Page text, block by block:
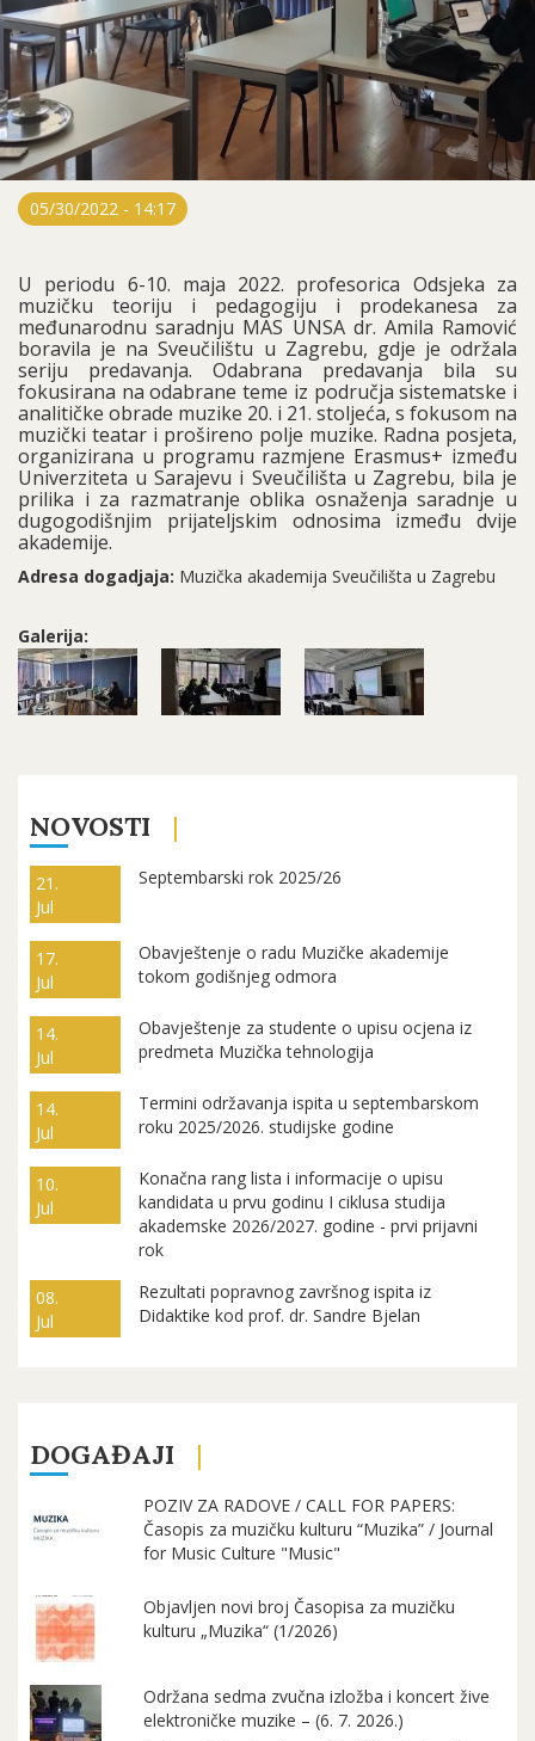
05/30/2022 - 14:17
U periodu 6-10. maja 2022. profesorica Odsjeka za
muzičku teoriju i pedagogiju i prodekanesa za
međunarodnu saradnju MAS UNSA dr. Amila Ramović
boravila je na Sveučilištu u Zagrebu, gdje je održala
seriju predavanja. Odabrana predavanja bila su
fokusirana na odabrane teme iz područja sistematske i
analitičke obrade muzike 20. i 21. stoljeća, s fokusom na
muzički teatar i prošireno polje muzike. Radna posjeta,
organizirana u programu razmjene Erasmus+ između
Univerziteta u Sarajevu i Sveučilišta u Zagrebu, bila je
prilika i za razmatranje oblika osnaženja saradnje u
dugogodišnjim prijateljskim odnosima između dvije
akademije.
Adresa dogadjaja: Muzička akademija Sveučilišta u Zagrebu
Galerija:
NOVOSTI
21.
Jul
Septembarski rok 2025/26
17.
Jul
Obavještenje o radu Muzičke akademije
tokom godišnjeg odmora
14.
Jul
Obavještenje za studente o upisu ocjena iz
predmeta Muzička tehnologija
14.
Jul
Termini održavanja ispita u septembarskom
roku 2025/2026. studijske godine
10.
Jul
Konačna rang lista i informacije o upisu
kandidata u prvu godinu I ciklusa studija
akademske 2026/2027. godine - prvi prijavni
rok
08.
Jul
Rezultati popravnog završnog ispita iz
Didaktike kod prof. dr. Sandre Bjelan
DOGAĐAJI
POZIV ZA RADOVE / CALL FOR PAPERS:
Časopis za muzičku kulturu “Muzika” / Journal
for Music Culture "Music"
Objavljen novi broj Časopisa za muzičku
kulturu „Muzika“ (1/2026)
Održana sedma zvučna izložba i koncert žive
elektroničke muzike – (6. 7. 2026.)